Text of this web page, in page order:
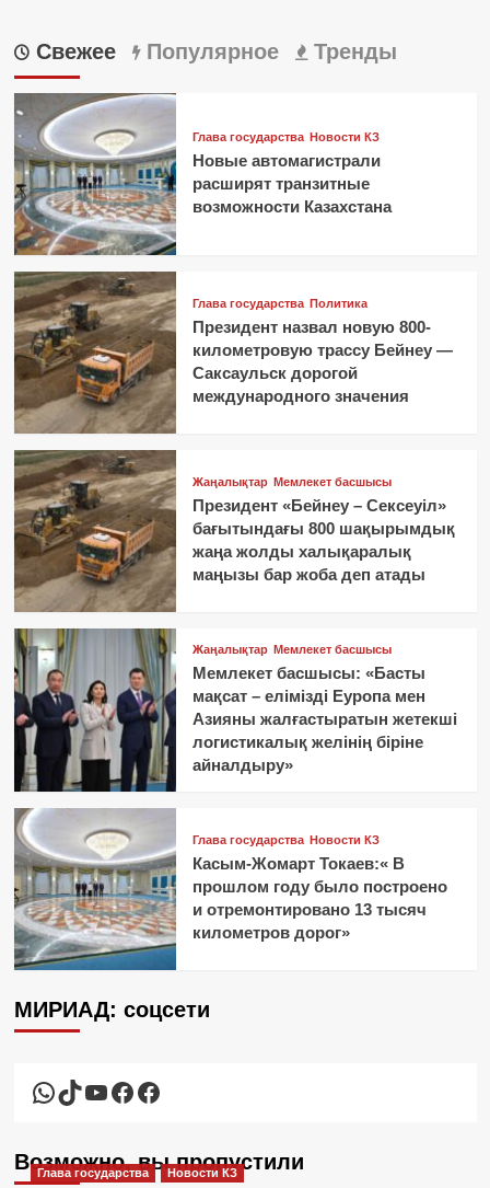
Свежее Популярное Тренды
Глава государства Новости КЗ
Новые автомагистрали
расширят транзитные
возможности Казахстана
Глава государства Политика
Президент назвал новую 800-
километровую трассу Бейнеу —
Саксаульск дорогой
международного значения
Жаңалықтар Мемлекет басшысы
Президент «Бейнеу – Сексеуіл»
бағытындағы 800 шақырымдық
жаңа жолды халықаралық
маңызы бар жоба деп атады
Жаңалықтар Мемлекет басшысы
Мемлекет басшысы: «Басты
мақсат – елімізді Еуропа мен
Азияны жалғастыратын жетекші
логистикалық желінің біріне
айналдыру»
Глава государства Новости КЗ
Касым-Жомарт Токаев:« В
прошлом году было построено
и отремонтировано 13 тысяч
километров дорог»
МИРИАД: соцсети
WhatsApp
TikTok
YouTube
Facebook
Facebook
Возможно, вы пропустили
Глава государства Новости КЗ